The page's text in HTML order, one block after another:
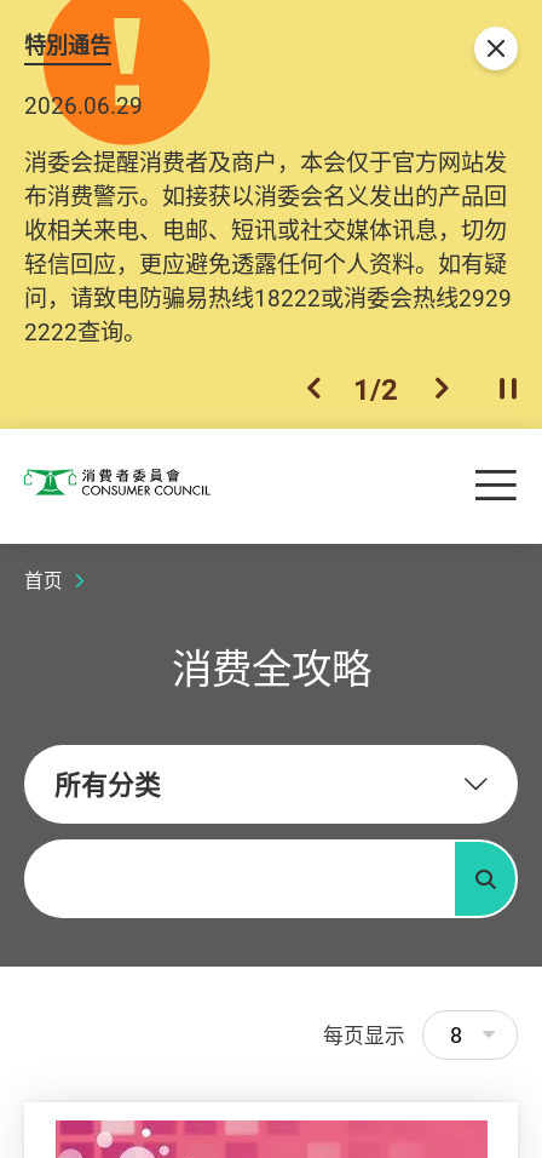
特別通告
2026.06.29
消委会提醒消费者及商户，本会仅于官方网站发
布消费警示。如接获以消委会名义发出的产品回
收相关来电、电邮、短讯或社交媒体讯息，切勿
轻信回应，更应避免透露任何个人资料。如有疑
问，请致电防骗易热线18222或消委会热线2929
2222查询。
上一个
1/2 下一个开
关闭
消费者委员会 目
首页
消费全攻略
所有分类
关键字
搜寻
每页显示 8